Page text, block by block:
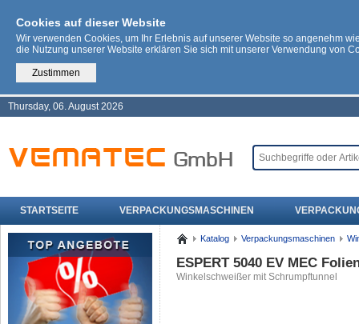
Cookies auf dieser Website
Wir verwenden Cookies, um Ihr Erlebnis auf unserer Website so angenehm
die Nutzung unserer Website erklären Sie sich mit unserer Verwendung von
Zustimmen
Thursday, 06. August 2026
STARTSEITE VERPACKUNGSMASCHINEN
Katalog Verpackungsmaschinen
ESPERT 5040 EV MEC
Winkelschweißer mit Schrumpftunnel